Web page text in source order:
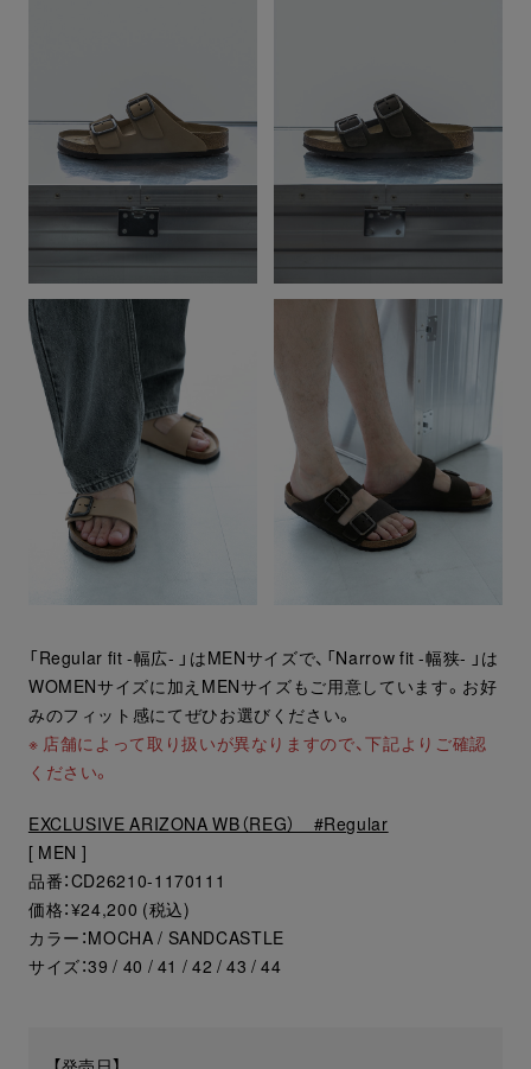
「Regular fit -幅広- 」はMENサイズで、「Narrow fit -幅狭- 」は
WOMENサイズに加えMENサイズもご用意しています。お好
みのフィット感にてぜひお選びください。
※ 店舗によって取り扱いが異なりますので、下記よりご確認
ください。
EXCLUSIVE ARIZONA WB（REG） #Regular
[ MEN ]
品番：CD26210-1170111
価格：¥24,200 (税込)
カラー：MOCHA / SANDCASTLE
サイズ：39 / 40 / 41 / 42 / 43 / 44